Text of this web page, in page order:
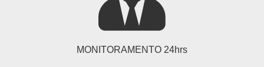
MONITORAMENTO 24hrs